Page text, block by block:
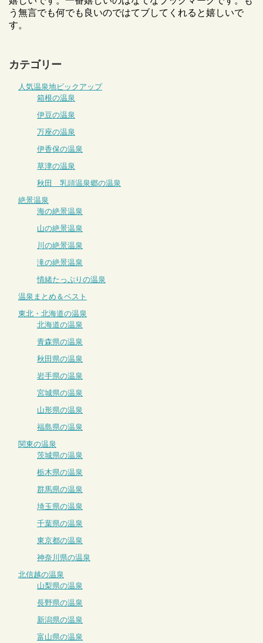
う無言でも何でも良いのではてブしてくれると嬉しいで
す。
カテゴリー
人気温泉地ピックアップ
箱根の温泉
伊豆の温泉
万座の温泉
伊香保の温泉
草津の温泉
秋田 乳頭温泉郷の温泉
絶景温泉
海の絶景温泉
山の絶景温泉
川の絶景温泉
滝の絶景温泉
情緒たっぷりの温泉
温泉まとめ＆ベスト
東北・北海道の温泉
北海道の温泉
青森県の温泉
秋田県の温泉
岩手県の温泉
宮城県の温泉
山形県の温泉
福島県の温泉
関東の温泉
茨城県の温泉
栃木県の温泉
群馬県の温泉
埼玉県の温泉
千葉県の温泉
東京都の温泉
神奈川県の温泉
北信越の温泉
山梨県の温泉
長野県の温泉
新潟県の温泉
富山県の温泉